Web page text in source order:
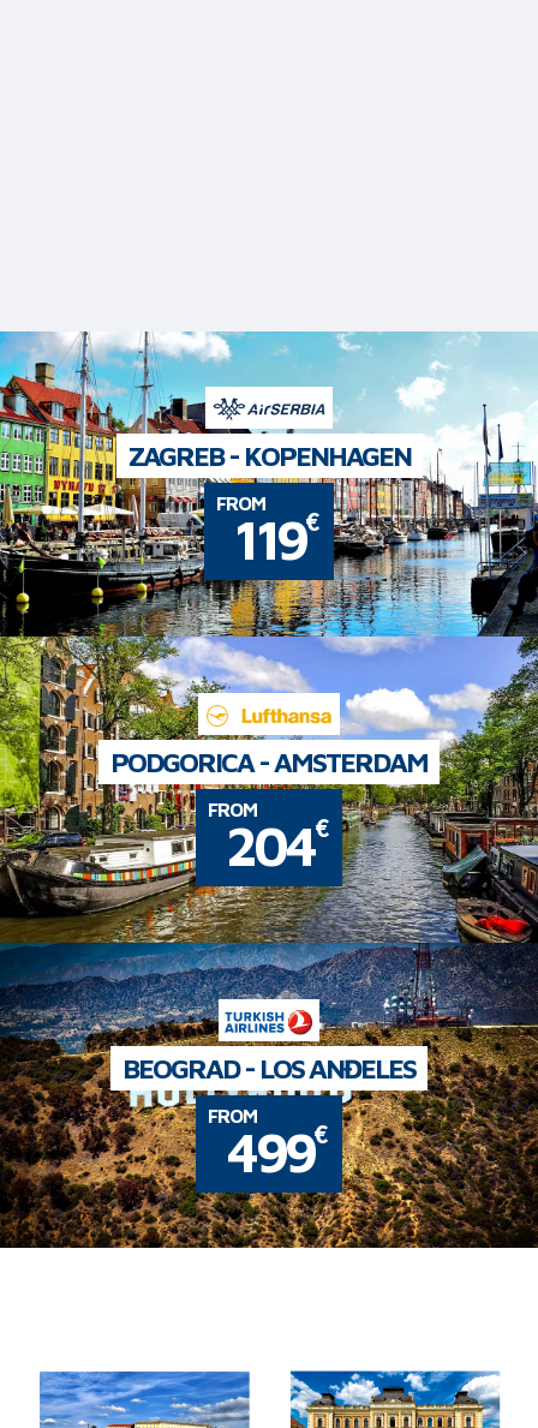
ZAGREB - KOPENHAGEN
FROM
119€
PODGORICA - AMSTERDAM
FROM
204€
BEOGRAD - LOS ANĐELES
FROM
499€